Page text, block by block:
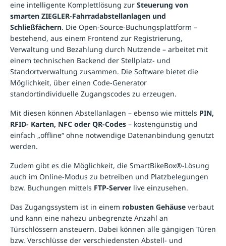
eine intelligente Komplettlösung zur Steuerung von
smarten ZIEGLER-Fahrradabstellanlagen und
Schließfächern. Die Open-Source-Buchungsplattform –
bestehend, aus einem Frontend zur Registrierung,
Verwaltung und Bezahlung durch Nutzende – arbeitet mit
einem technischen Backend der Stellplatz- und
Standortverwaltung zusammen. Die Software bietet die
Möglichkeit, über einen Code-Generator
standortindividuelle Zugangscodes zu erzeugen.
Mit diesen können Abstellanlagen – ebenso wie mittels PIN,
RFID- Karten, NFC oder QR-Codes – kostengünstig und
einfach „offline“ ohne notwendige Datenanbindung genutzt
werden.
Zudem gibt es die Möglichkeit, die SmartBikeBox®-Lösung
auch im Online-Modus zu betreiben und Platzbelegungen
bzw. Buchungen mittels FTP-Server live einzusehen.
Das Zugangssystem ist in einem robusten Gehäuse verbaut
und kann eine nahezu unbegrenzte Anzahl an
Türschlössern ansteuern. Dabei können alle gängigen Türen
bzw. Verschlüsse der verschiedensten Abstell- und